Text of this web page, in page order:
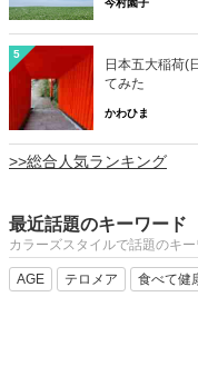
今村園子
5
日本五大稲荷(
てみた
かわひま
>>総合人気ランキング
最近話題のキーワード
カラーズスタイルで話題のキー
AGE テロメア 食べて健